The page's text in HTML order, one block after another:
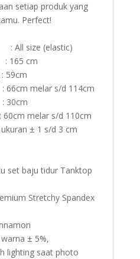
setiap produk yang
Perfect!
(elastic)
cm
59cm
melar s/d 114cm
melar s/d 110cm
± 1 s/d 3 cm
set baju tidur Tanktop
Stretchy Spandex
± 5%,
lighting saat photo